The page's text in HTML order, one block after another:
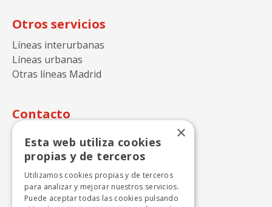
Otros servicios
Líneas interurbanas
Líneas urbanas
Otras líneas Madrid
Contacto
Autocares Julián de Castro S.A.
Calle Perdiz n.15
+ 34 918424646
×
Esta web utiliza cookies
propias y de terceros
Utilizamos cookies propias y de terceros
para analizar y mejorar nuestros servicios.
Puede aceptar todas las cookies pulsando